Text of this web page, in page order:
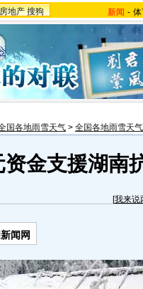
地产 搜狗 新闻 -
国各地雨雪天气 > 全国各地雨雪天
金支援湖南
[我来说
闻网